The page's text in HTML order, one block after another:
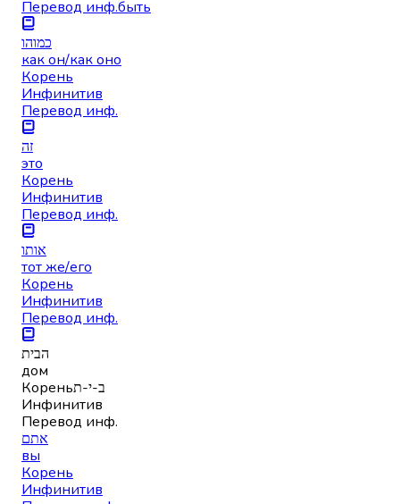
Перевод инф.быть
כמוהו
как он/как оно
Корень
Инфинитив
Перевод инф.
זה
это
Корень
Инфинитив
Перевод инф.
אותו
тот же/его
Корень
Инфинитив
Перевод инф.
הבית
дом
Кореньב-י-ת
Инфинитив
Перевод инф.
אתם
вы
Корень
Инфинитив